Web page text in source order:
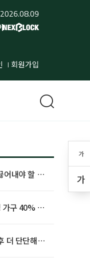
2026.08.09
회원가입
가
가
어내야 할 사
가구 40% 노
더 단단해진